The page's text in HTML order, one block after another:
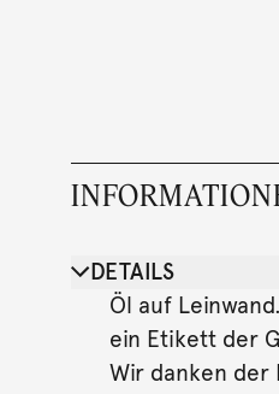
DETAILS
Öl auf
ein Etikett der
Wir danken der